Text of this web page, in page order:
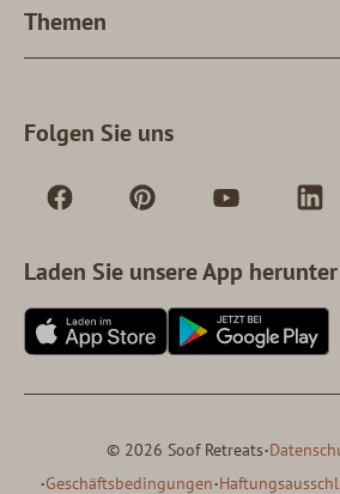
Themen
Folgen Sie uns
Laden Sie unsere App herunter
© 2026 Soof Retreats·
·Geschäftsbedingungen·